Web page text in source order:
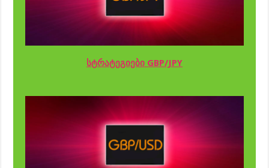
სტრატეგიები GBP/JPY